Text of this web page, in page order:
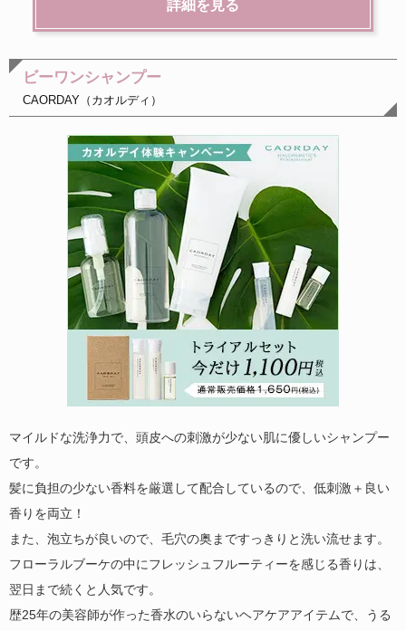
詳細を見る
ビーワンシャンプー
CAORDAY（カオルディ）
マイルドな洗浄力で、頭皮への刺激が少ない肌に優しいシャンプー
です。
髪に負担の少ない香料を厳選して配合しているので、低刺激＋良い
香りを両立！
また、泡立ちが良いので、毛穴の奥まですっきりと洗い流せます。
フローラルブーケの中にフレッシュフルーティーを感じる香りは、
翌日まで続くと人気です。
歴25年の美容師が作った香水のいらないヘアケアアイテムで、うる